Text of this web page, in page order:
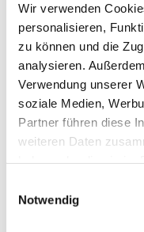
Wir verwenden
personalisieren,
zu können und die
analysieren.
Verwendung unserer
soziale Medien,
Partner führen diese
weiteren Daten
Notwendig